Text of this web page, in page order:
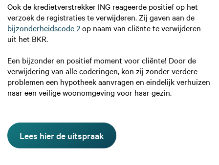
Ook de kredietverstrekker ING reageerde positief op het
verzoek de registraties te verwijderen. Zij gaven aan de
bijzonderheidscode 2op naam van cliënte te verwijderen
uit het BKR.
Een bijzonder en positief moment voor cliënte! Door de
verwijdering van alle coderingen, kon zij zonder verdere
problemen een hypotheek aanvragen en eindelijk verhuizen
naar een veilige woonomgeving voor haar gezin.
Lees hier de uitspraak